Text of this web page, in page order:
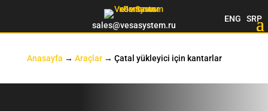
ENG SRP
sales@vesasystem.ru
Anasayfa → Araçlar→ Çatal yükleyici için kantarlar